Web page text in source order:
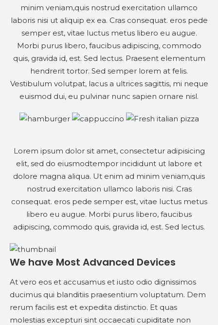
minim veniam,quis nostrud exercitation ullamco
laboris nisi ut aliquip ex ea. Cras consequat. eros pede
semper est, vitae luctus metus libero eu augue.
Morbi purus libero, faucibus adipiscing, commodo
quis, gravida id, est. Sed lectus. Praesent elementum
hendrerit tortor. Sed semper lorem at felis.
Vestibulum volutpat, lacus a ultrices sagittis, mi neque
euismod dui, eu pulvinar nunc sapien ornare nisl.
Lorem ipsum dolor sit amet, consectetur adipisicing
elit, sed do eiusmodtempor incididunt ut labore et
dolore magna aliqua. Ut enim ad minim veniam,quis
nostrud exercitation ullamco laboris nisi. Cras
consequat. eros pede semper est, vitae luctus metus
libero eu augue. Morbi purus libero, faucibus
adipiscing, commodo quis, gravida id, est. Sed lectus.
We have Most Advanced Devices
At vero eos et accusamus et iusto odio dignissimos
ducimus qui blanditiis praesentium voluptatum. Dem
rerum facilis est et expedita distinctio. Et quas
molestias excepturi sint occaecati cupiditate non